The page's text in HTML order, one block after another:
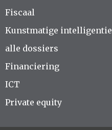
Fiscaal
Kunstmatige intelligentie
alle dossiers
Financiering
ICT
Private equity